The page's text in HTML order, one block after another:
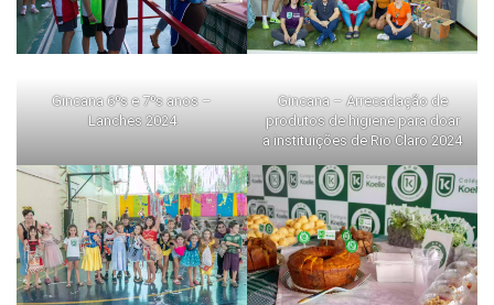
Gincana 6⁰s e 7⁰s anos –
Lanches 2024
Gincana – Arrecadação de
produtos de higiene para doar
a instituições de Rio Claro 2024